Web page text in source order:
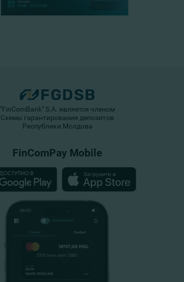
"FinComBank" S.A. является членом
Схемы гарантирования депозитов
Республики Молдова
FinComPay Mobile